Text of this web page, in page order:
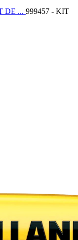
DE ... 999457 - KIT